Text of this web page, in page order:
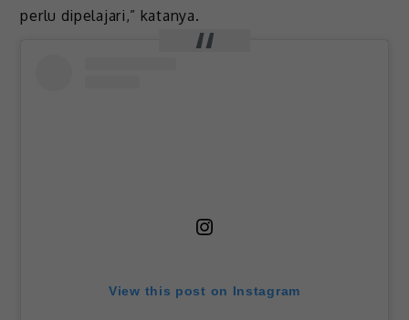
perlu dipelajari,” katanya.
View this post on Instagram